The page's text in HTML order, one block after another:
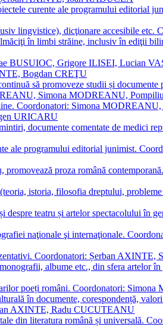
curente ale programului editorial
lingvistice), dicţionare accesibile
în limbi străine, inclusiv în ediţii
BUSUIOC, Grigore ILISEI, Lucian
Bogdan CREŢU
să promoveze studii și
Simona MODREANU,
Coordonatori: Simona
URICARU
documente comentate de medici
ale programului editorial junimist.
promovează proza română
istoria, filosofia dreptului,
despre teatru și artelor spectacolului
naţionale şi internaţionale.
Coordonatori: Șerban
albume etc., din sfera artelor
poeți români. Coordonatori:
în documente, corespondență,
AXINTE, Radu CUCUTEANU
din literatura română și universală.